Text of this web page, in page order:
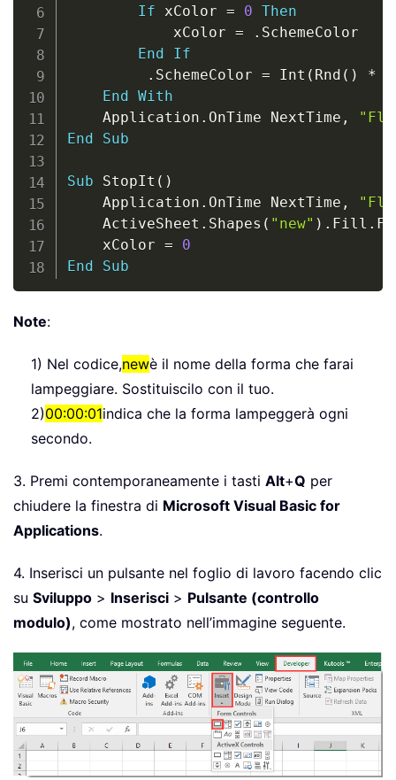
If xColor = 0 Then
            xColor
= . SchemeColor
End
If
. SchemeColor = Int ( Rnd ( ) *
End
With
    Application
. OnTime NextTime ,
End
Sub
Sub StopIt ( )
    Application
. OnTime NextTime ,
    ActiveSheet
. Shapes ( "new" ) . Fill .
    xColor
=
0
End
Sub
Note:
1) Nel codice,newè il nome della forma che farai
lampeggiare. Sostituiscilo con il tuo.
2)00:00:01indica che la forma lampeggerà ogni
secondo.
3. Premi contemporaneamente i tasti Alt+Q per
chiudere la finestra di Microsoft Visual Basic for
Applications.
4. Inserisci un pulsante nel foglio di lavoro facendo clic
su Sviluppo > Inserisci > Pulsante (controllo
modulo), come mostrato nell’immagine seguente.